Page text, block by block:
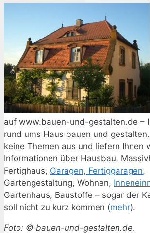
auf www.bauen-und-gestalten.de –
rund ums Haus bauen und
keine Themen aus und liefern Ihnen
Informationen über Hausbau,
Fertighaus, Garagen, Fertiggaragen,
Gartengestaltung, Wohnen,
Gartenhaus, Baustoffe – sogar der
soll nicht zu kurz kommen (mehr).
Foto: © bauen-und-gestalten.de.